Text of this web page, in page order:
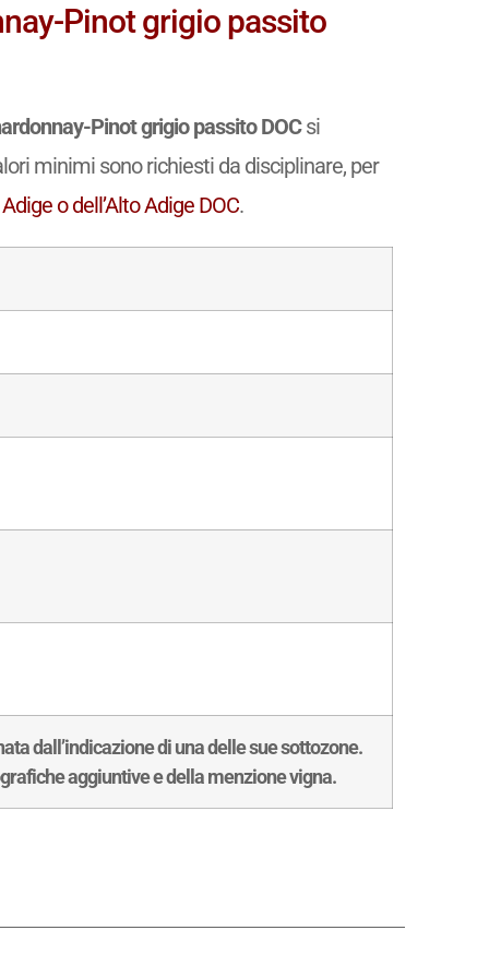
Pinot grigio passito
Pinot grigio passito DOCsi
minimi sono richiesti da disciplinare, per
o dell’Alto Adige DOC.
dall’indicazione di una delle sue sottozone.
aggiuntive e della menzione vigna.